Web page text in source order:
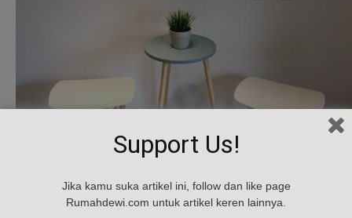
Support Us!
Jika kamu suka artikel ini, follow dan like page
Rumahdewi.com untuk artikel keren lainnya.